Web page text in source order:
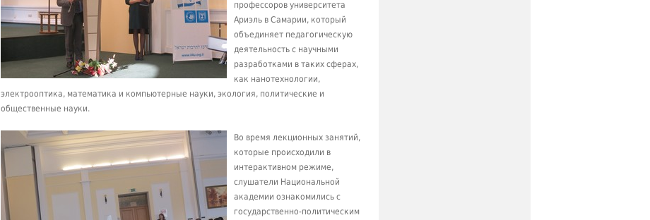
профессоров университета
Ариэль в Самарии, который
объединяет педагогическую
деятельность с научными
разработками в таких сферах,
как нанотехнологии,
электрооптика, математика и компьютерные науки, экология, политические и
общественные науки.
Во время лекционных занятий,
которые происходили в
интерактивном режиме,
слушатели Национальной
академии ознакомились с
государственно-политическим